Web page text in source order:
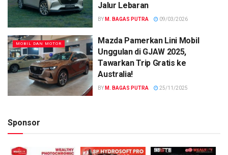
Jalur Lebaran
BY M. BAGAS PUTRA 09/03/2026
MOBIL DAN MOTOR
Mazda Pamerkan Lini Mobil
Unggulan di GJAW 2025,
Tawarkan Trip Gratis ke
Australia!
BY M. BAGAS PUTRA 25/11/2025
Sponsor